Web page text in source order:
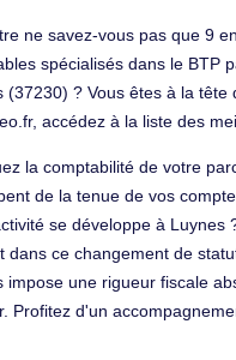
ne savez-vous pas que 9
spécialisés dans le BTP
(37230) ? Vous êtes à la
accédez à la liste des
la comptabilité de votre
de la tenue de vos
se développe à Luynes
dans ce changement de
impose une rigueur fiscale
Profitez d'un